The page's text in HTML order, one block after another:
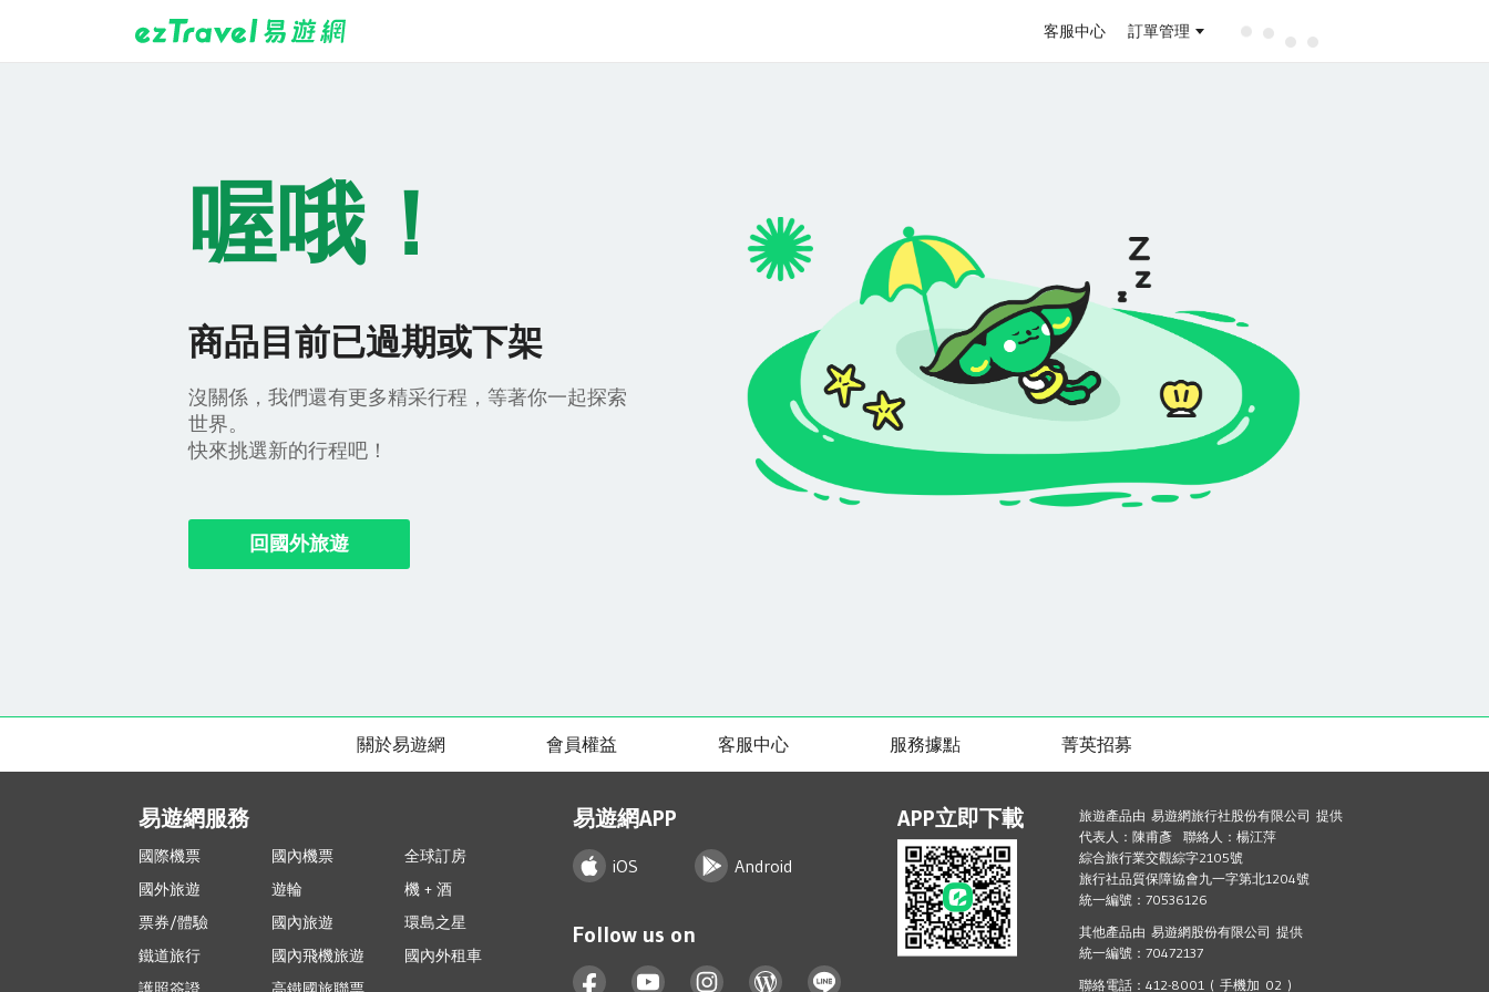
客服中心 訂單管理
喔哦！
商品目前已過期或下架
沒關係，我們還有更多精采行程，等著你一起探索
世界。
快來挑選新的行程吧！
回國外旅遊
關於易遊網 會員權益 客服中心 服務據點 菁英招募
易遊網服務
國際機票 國內機票
全球訂房
國外旅遊
遊輪
機 + 酒
票券/體驗
國內旅遊
環島之星
鐵道旅行
國內飛機旅遊
國內外租車
易遊網APP
iOS Android
Follow us on
APP立即下載
旅遊產品由 易遊網旅行社股份有限公司 提供
代表人：陳甫彥 聯絡人：楊江萍
綜合旅行業交觀綜字2105號
旅行社品質保障協會九一字第北1204號
統一編號：70536126
其他產品由 易遊網股份有限公司 提供
統一編號：70472137
聯絡電話：412-8001 ( 手機加 02 )